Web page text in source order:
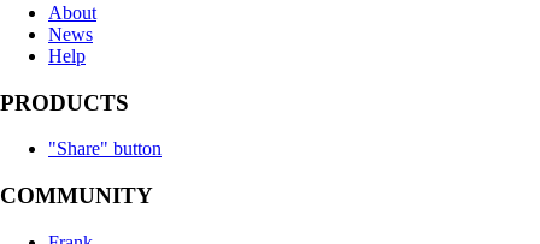
About
News
Help
PRODUCTS
"Share" button
COMMUNITY